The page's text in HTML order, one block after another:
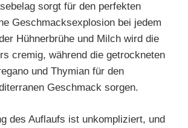
sorgt für den perfekten
Geschmacksexplosion bei jedem
Hühnerbrühe und Milch wird die
cremig, während die getrockneten
und Thymian für den
Geschmack sorgen.
des Auflaufs ist unkompliziert, und